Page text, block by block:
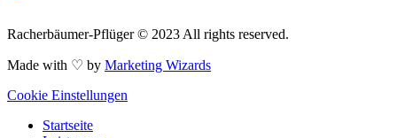
Racherbäumer-Pflüger © 2023 All rights reserved.
Made with ♡ by Marketing Wizards
Cookie Einstellungen
Startseite